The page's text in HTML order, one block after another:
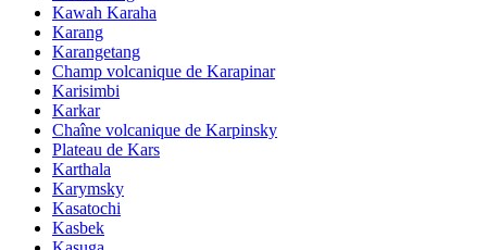
Kawah Karaha
Karang
Karangetang
Champ volcanique de Karapinar
Karisimbi
Karkar
Chaîne volcanique de Karpinsky
Plateau de Kars
Karthala
Karymsky
Kasatochi
Kasbek